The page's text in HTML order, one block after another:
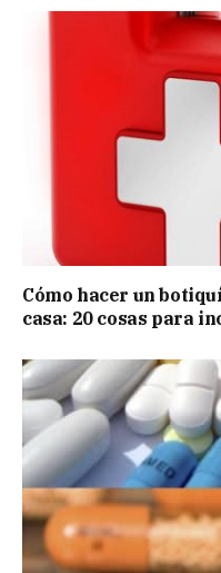
Cómo hacer un
casa: 20 cosas para